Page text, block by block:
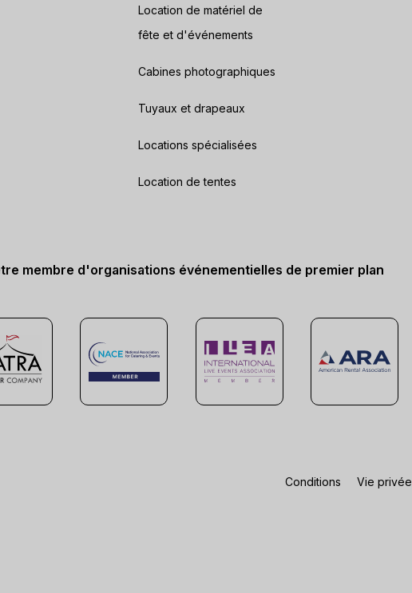
Location de matériel de
fête et d'événements
Cabines photographiques
Tuyaux et drapeaux
Locations spécialisées
Location de tentes
membre d'organisations événementielles de premier plan
Conditions Vie privée